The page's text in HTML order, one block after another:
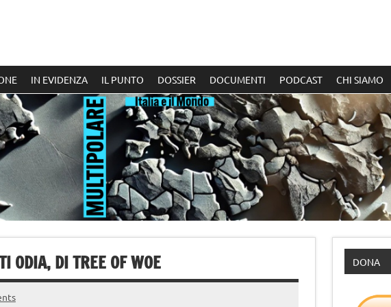
IN EVIDENZA IL PUNTO DOSSIER DOCUMENTI PODCAST CHI SIAMO
ODIA, DI TREE OF WOE DONA